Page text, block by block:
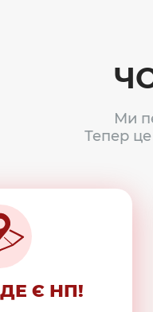
Ми
Тепер
Є НП!